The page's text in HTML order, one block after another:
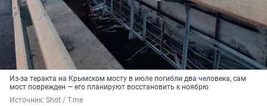
Из-за теракта на Крымском мосту в июле погибли два человека, сам
мост поврежден — его планируют восстановить к ноябрю
Источник: Shot / T.me